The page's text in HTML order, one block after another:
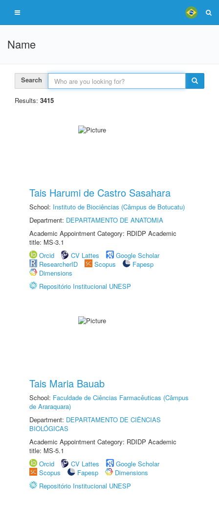
Name
Search
Results: 3415
Tais Harumi de Castro Sasahara
School: Instituto de Biociências (Câmpus de Botucatu)
Department: DEPARTAMENTO DE ANATOMIA
Academic Appointment Category: RDIDP Academic
title: MS-3.1
Orcid
CV Lattes
Google Scholar
ResearcherID
Scopus
Fapesp
Dimensions
Repositório Institucional UNESP
Tais Maria Bauab
School: Faculdade de Ciências Farmacêuticas (Câmpus
de Araraquara)
Department: DEPARTAMENTO DE CIÊNCIAS
BIOLÓGICAS
Academic Appointment Category: RDIDP Academic
title: MS-5.1
Orcid
CV Lattes
Google Scholar
Scopus
Fapesp
Dimensions
Repositório Institucional UNESP